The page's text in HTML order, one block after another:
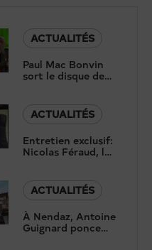
ACTUALITÉS
Paul Mac Bonvin
sort le disque de
sa fille, trois ans
disparition
ACTUALITÉS
Entretien exclusif:
Nicolas Féraud, le
répond aux
questions de
Canal9
ACTUALITÉS
À Nendaz, Antoine
Guignard ponce
des portraits pour